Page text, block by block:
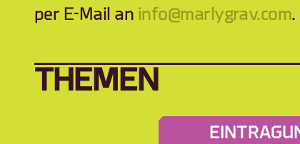
per E-Mail an info@marlygrav.com.
THEMEN